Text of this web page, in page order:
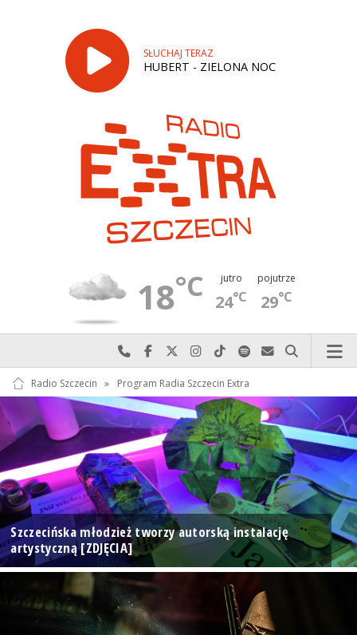
SŁUCHAJ TERAZ
HUBERT - ZIELONA NOC
18°C jutro
24°C
pojutrze
29°C
Najlepiej po prostu do nas zadzwoń
Odwiedź nas na Facebook-u
Odwiedź nas na X
Odwiedź nas na Instagram-ie
Odwiedź nas na TikTok-u
Szukaj nas na Spotify
Wyślij do nas
Szukaj
Radio Szczecin » Program Radia Szczecin Extra
Szczecińska młodzież tworzy autorską instalację
artystyczną [ZDJĘCIA]